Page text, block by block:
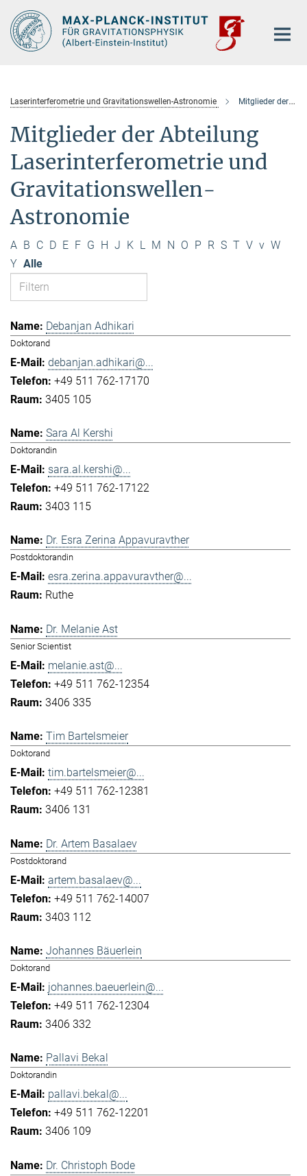
Hauptinhalt
Laserinterferometrie und Gravitationswellen-Astronomie Mitglieder der Abteilung
Mitglieder der Abteilung
Laserinterferometrie und
Gravitationswellen-
Astronomie
A B C D E F G H J K L M N O P R S T V v W
Y Alle
Debanjan Adhikari
Doktorand
debanjan.adhikari@...
+49 511 762-17170
3405 105
Sara Al Kershi
Doktorandin
sara.al.kershi@...
+49 511 762-17122
3403 115
Dr. Esra Zerina Appavuravther
Postdoktorandin
esra.zerina.appavuravther@...
Ruthe
Dr. Melanie Ast
Senior Scientist
melanie.ast@...
+49 511 762-12354
3406 335
Tim Bartelsmeier
Doktorand
tim.bartelsmeier@...
+49 511 762-12381
3406 131
Dr. Artem Basalaev
Postdoktorand
artem.basalaev@...
+49 511 762-14007
3403 112
Johannes Bäuerlein
Doktorand
johannes.baeuerlein@...
+49 511 762-12304
3406 332
Pallavi Bekal
Doktorandin
pallavi.bekal@...
+49 511 762-12201
3406 109
Dr. Christoph Bode